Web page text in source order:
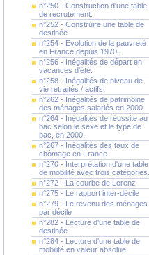
n°250 - Construction d'une table
de recrutement.
n°252 - Construire une table de
destinée
n°254 - Evolution de la pauvreté
en France depuis 1970.
n°256 - Inégalités de départ en
vacances d'été.
n°258 - Inégalités de niveau de
vie retraités / actifs.
n°262 - Inégalités de patrimoine
des ménages salariés en 2000.
n°264 - Inégalités de réussite au
bac selon le sexe et le type de
bac, en 2000.
n°267 - Inégalités des taux de
chômage en France.
n°270 - Interprétation d'une table
de mobilité avec trois catégories.
n°272 - La courbe de Lorenz
n°275 - Le rapport inter-décile
n°279 - Le revenu des ménages
par décile
n°282 - Lecture d'une table de
destinée
n°284 - Lecture d'une table de
mobilité en valeur absolue